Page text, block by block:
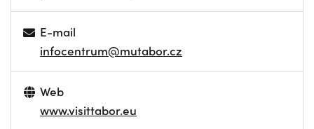
E-mail
infocentrum@mutabor.cz
Web
www.visittabor.eu